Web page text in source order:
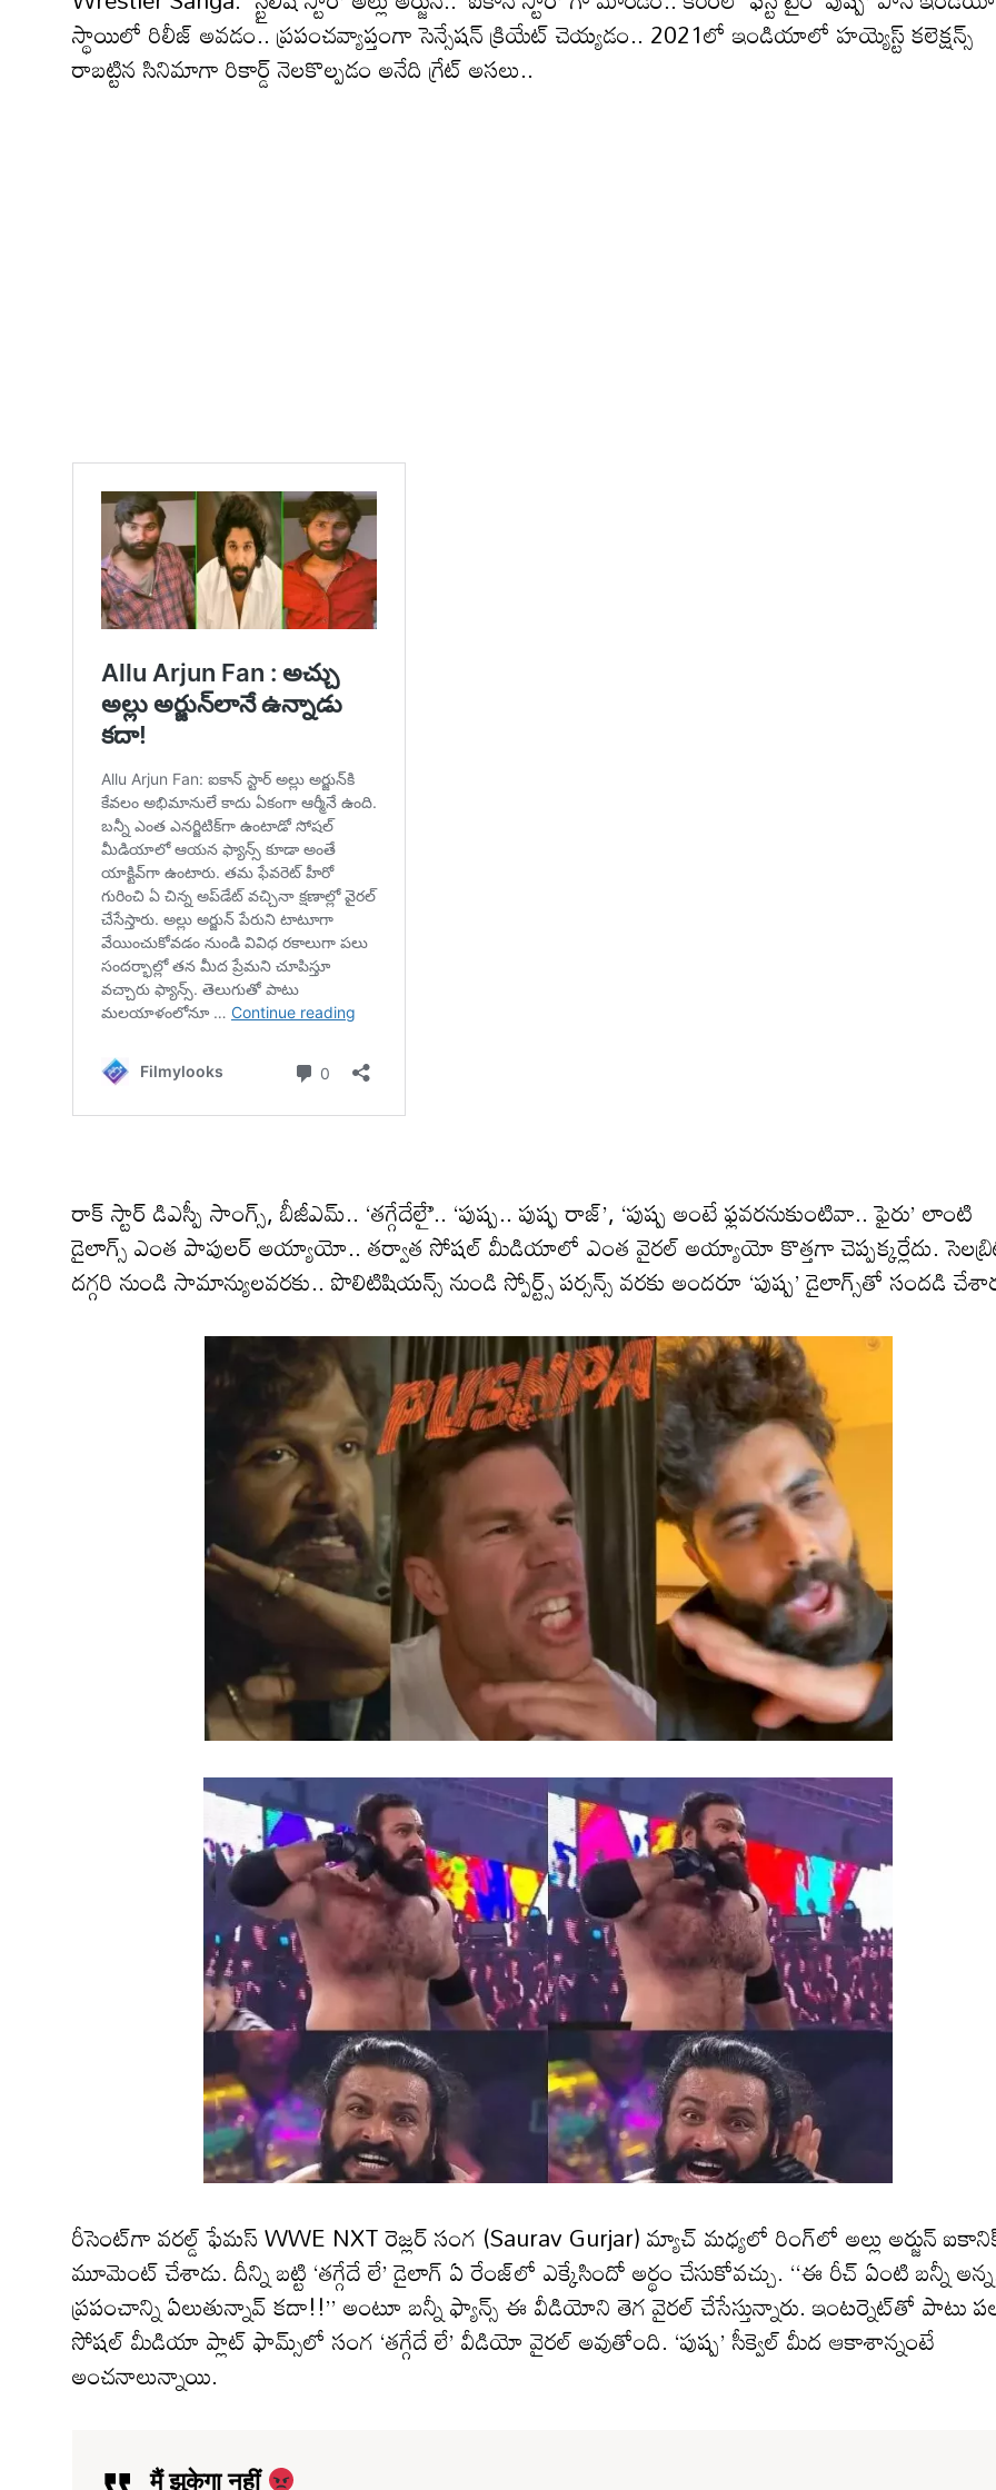
స్థాయిలో రిలీజ్ అవడం.. ప్రపంచవ్యాప్తంగా సెన్సేషన్ క్రియేట్ చెయ్యడం.. 2021లో ఇండియాలో హయ్యెస్ట్ కలెక్షన్స్
రాబట్టిన సినిమాగా రికార్డ్ నెలకొల్పడం అనేది గ్రేట్ అసలు..
రాక్ స్టార్ డిఎస్పీ సాంగ్స్, బీజీఎమ్.. ‘తగ్గేదేలేై’.. ‘పుష్ప.. పుష్ఫ రాజ్’, ‘పుష్ప అంటే ఫ్లవరనుకుంటివా.. ఫైరు’ లాంటి
డైలాగ్స్ ఎంత పాపులర్ అయ్యాయో.. తర్వాత సోషల్ మీడియాలో ఎంత వైరల్ అయ్యాయో కొత్తగా చెప్పక్కర్లేదు.
దగ్గరి నుండి సామాన్యులవరకు.. పొలిటిషియన్స్ నుండి స్పోర్ట్స్ పర్సన్స్ వరకు అందరూ ‘పుష్ప’ డైలాగ్స్‌తో సందడి
రీసెంట్‌గా వరల్డ్ ఫేమస్ WWE NXT రెజ్లర్ సంగ (Saurav Gurjar) మ్యాచ్‌ మధ్యలో రింగ్‌లో అల్లు అర్జున్
మూమెంట్ చేశాడు. దీన్ని బట్టి ‘తగ్గేదే లే’ డైలాగ్ ఏ రేంజ్‌లో ఎక్కేసిందో అర్థం చేసుకోవచ్చు. ‘‘ఈ రీచ్ ఏంటి బన్నీ
ప్రపంచాన్ని ఏలుతున్నావ్ కదా!!’’ అంటూ బన్నీ ఫ్యాన్స్ ఈ వీడియోని తెగ వైరల్ చేసేస్తున్నారు. ఇంటర్నెట్‌తో పాటు
సోషల్ మీడియా ప్లాట్ ఫామ్స్‌లో సంగ ‘తగ్గేదే లే’ వీడియో వైరల్ అవుతోంది. ‘పుష్ప’ సీక్వెల్ మీద ఆకాశాన్నంటే
అంచనాలున్నాయి.
मैं झुकेगा नहीं